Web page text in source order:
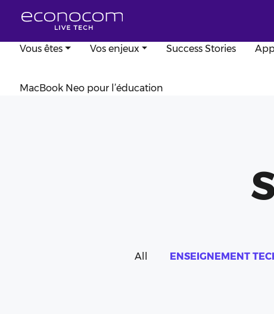
Vous êtes Vos enjeux Success Stories
MacBook Neo pour l’éducation
All ENSEIGNEMENT